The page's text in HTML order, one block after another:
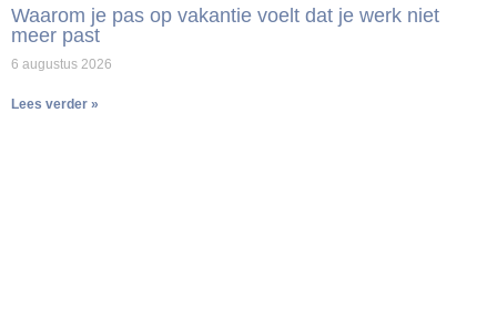
Waarom je pas op vakantie voelt dat je werk niet
meer past
6 augustus 2026
Lees verder »